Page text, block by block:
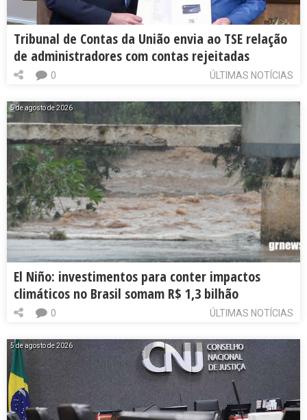
Tribunal de Contas da União envia ao TSE relação
de administradores com contas rejeitadas
ÚLTIMAS NOTÍCIAS
0
5 de agosto de 2026
El Niño: investimentos para conter impactos
climáticos no Brasil somam R$ 1,3 bilhão
ÚLTIMAS NOTÍCIAS
0
5 de agosto de 2026